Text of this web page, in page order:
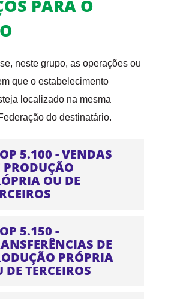
PARA O
neste grupo, as operações ou
que o estabelecimento
localizado na mesma
do destinatário.
5.100 - VENDAS
PRODUÇÃO
OU DE
5.150 -
DE
PRÓPRIA
DE TERCEIROS